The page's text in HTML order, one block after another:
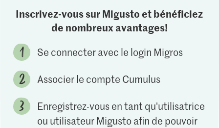
Inscrivez-vous sur Migusto et bénéficiez
de nombreux avantages!
Se connecter avec le login Migros
Associer le compte Cumulus
Enregistrez-vous en tant qu'utilisatrice
ou utilisateur Migusto afin de pouvoir